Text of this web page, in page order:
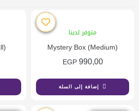
متوفر لدينا
Mystery Box (Medium)
990,00
EGP
إضافة إلى السلة